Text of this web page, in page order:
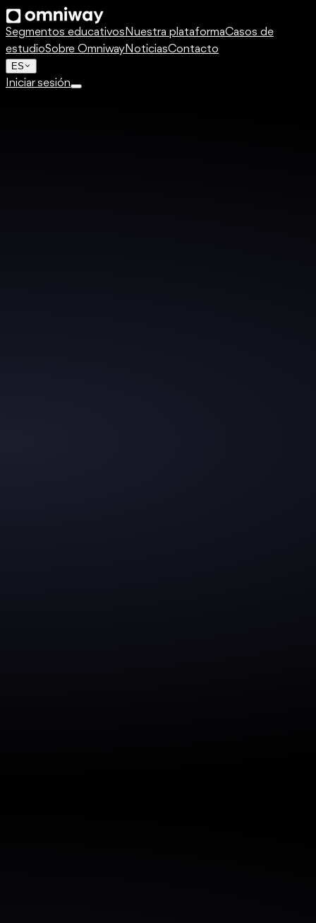
Segmentos educativos Nuestra plataformaCasos de
estudioSobre OmniwayNoticiasContacto
ES
Iniciar sesión